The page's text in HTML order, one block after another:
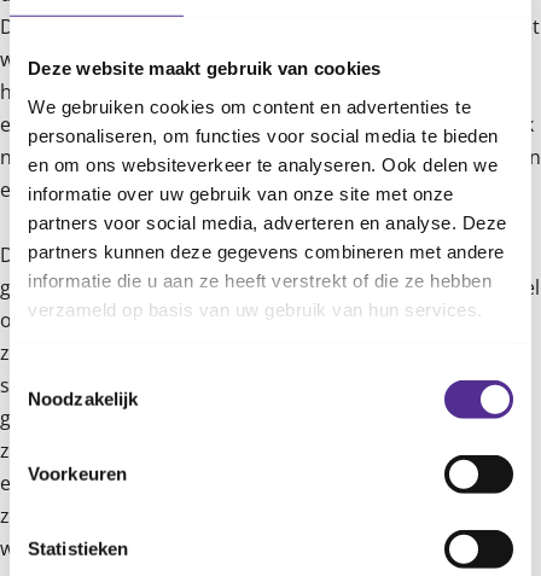
Deze website maakt gebruik van cookies
We gebruiken cookies om content en advertenties te
personaliseren, om functies voor social media te bieden
en om ons websiteverkeer te analyseren. Ook delen we
informatie over uw gebruik van onze site met onze
partners voor social media, adverteren en analyse. Deze
partners kunnen deze gegevens combineren met andere
informatie die u aan ze heeft verstrekt of die ze hebben
verzameld op basis van uw gebruik van hun services.
Noodzakelijk
Voorkeuren
Statistieken
Daniek. Bij haar generatie is er veel meer discussie over het
wel of niet vaccineren. In mijn periode - ik heb 5 kinderen -
heb ik het laten vaccineren van je kinderen meegekregen
en was er überhaupt geen discussie.’ Corrie vult aan: ‘Als ik
nu hoor dat er twijfel is, vind ik dat heel raar als ik naar mijn
eigen ervaring kijk.’
Daniek reageert: ‘Ik denk dat de hele discussie in mijn
generatie is begonnen door corona. Het begon met het wel
of niet vaccineren van zwangeren tegen corona. Er waren
zo veel wisselende verhalen over dat het wel of niet
schadelijk kon zijn. Ik snap dat er twijfel is, maar er zijn
genoeg wetenschappelijk onderbouwde artikelen die laten
zien dat het veilig is. Ook hoop ik dat het helpt om mijn
ervaring te delen. Ziekenhuisopnames brengen veel met
zich mee en het is zo’n geruststelling nu ik mijn kinderen
wel gevaccineerd heb.’